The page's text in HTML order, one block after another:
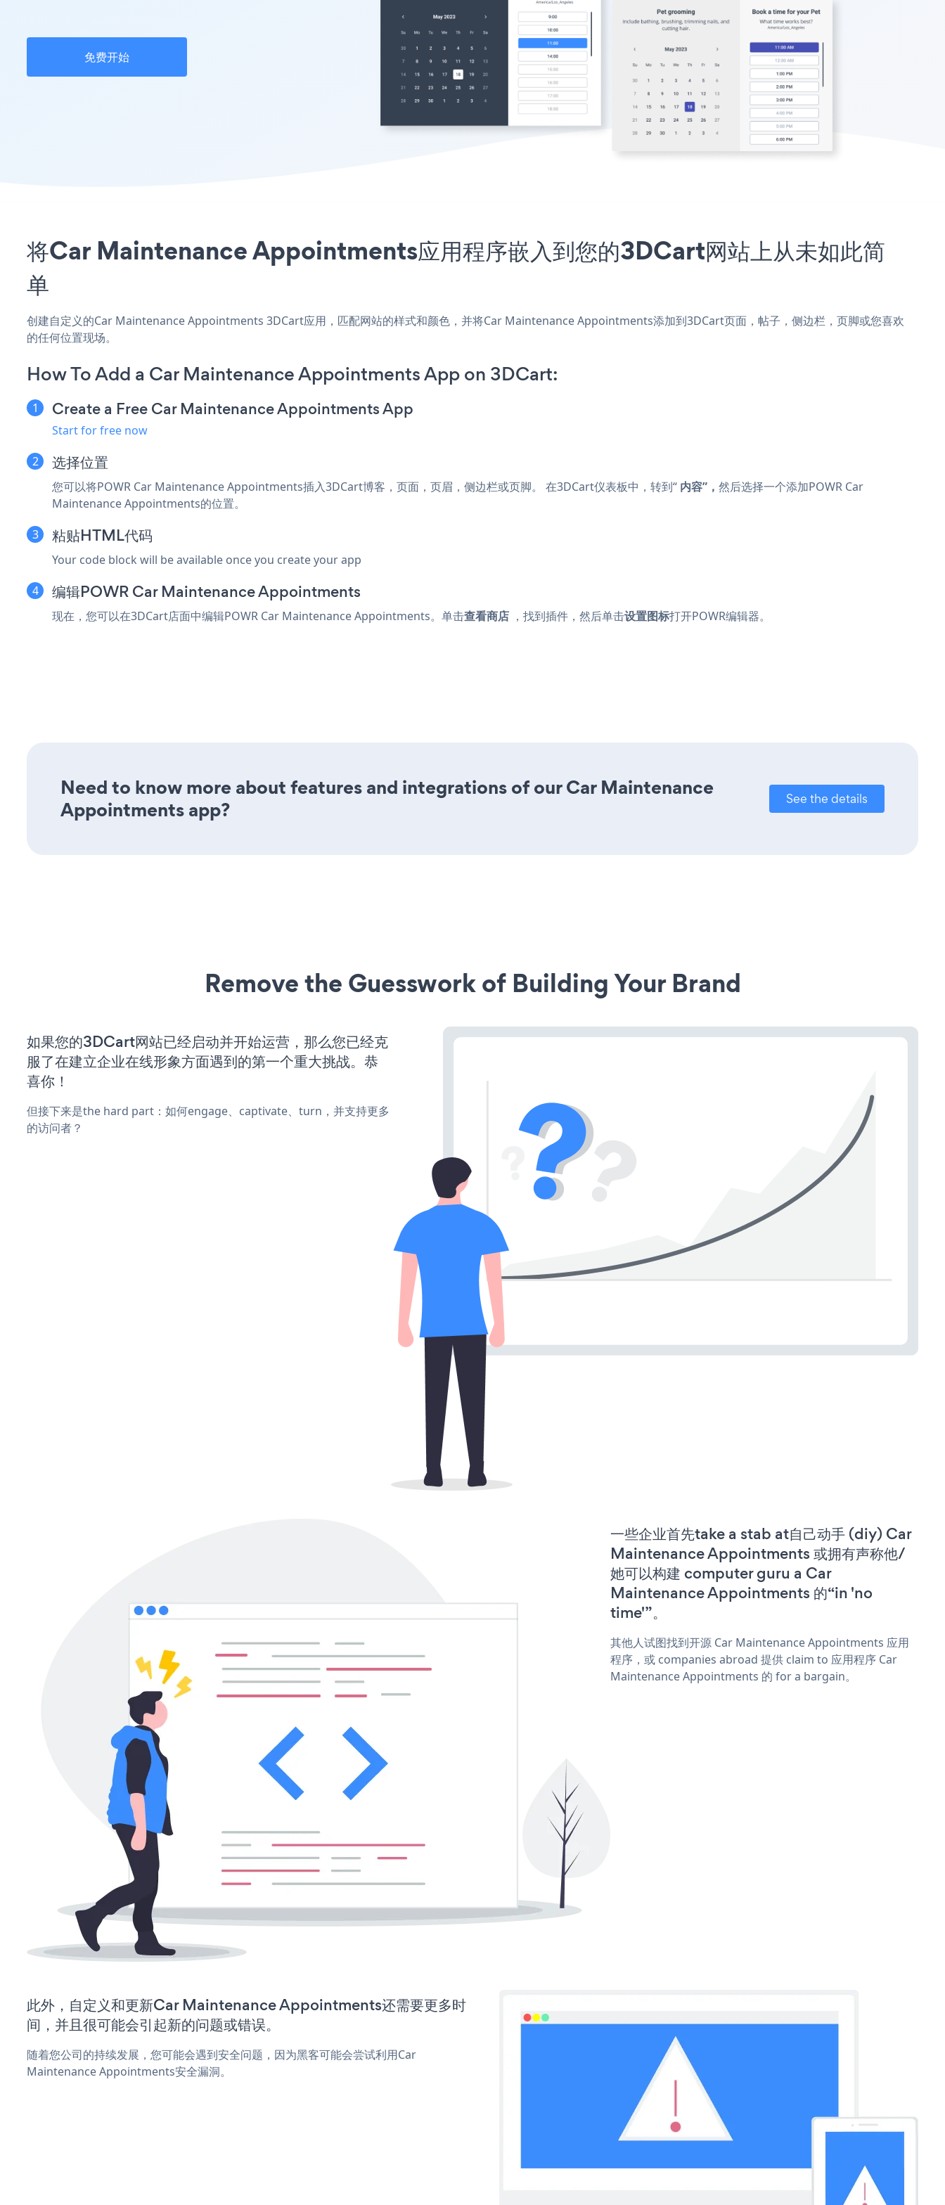
免费开始
将Car Maintenance Appointments应用程序嵌入到您的3DCart网站上从未如此简
单
创建自定义的Car Maintenance Appointments 3DCart应用，匹配网站的样式和颜色，并将Car Maintenance Appointments添加到3DCart页面，帖子，侧边栏，页脚或您喜欢
的任何位置现场。
How To Add a Car Maintenance Appointments App on 3DCart:
Create a Free Car Maintenance Appointments App
Start for free now
选择位置
您可以将POWR Car Maintenance Appointments插入3DCart博客，页面，页眉，侧边栏或页脚。 在3DCart仪表板中，转到“ 内容”， 然后选择一个添加POWR Car
Maintenance Appointments的位置。
粘贴HTML代码
Your code block will be available once you create your app
编辑POWR Car Maintenance Appointments
现在，您可以在3DCart店面中编辑POWR Car Maintenance Appointments。单击查看商店 ，找到插件，然后单击设置图标打开POWR编辑器。
Need to know more about features and integrations of our Car Maintenance
Appointments app?
See the details
Remove the Guesswork of Building Your Brand
如果您的3DCart网站已经启动并开始运营，那么您已经克
服了在建立企业在线形象方面遇到的第一个重大挑战。恭
喜你！
但接下来是the hard part：如何engage、captivate、turn，并支持更多
的访问者？
一些企业首先take a stab at自己动手 (diy) Car
Maintenance Appointments 或拥有声称他/
她可以构建 computer guru a Car
Maintenance Appointments 的“in 'no
time'”。
其他人试图找到开源 Car Maintenance Appointments 应用
程序，或 companies abroad 提供 claim to 应用程序 Car
Maintenance Appointments 的 for a bargain。
此外，自定义和更新Car Maintenance Appointments还需要更多时
间，并且很可能会引起新的问题或错误。
随着您公司的持续发展，您可能会遇到安全问题，因为黑客可能会尝试利用Car
Maintenance Appointments安全漏洞。